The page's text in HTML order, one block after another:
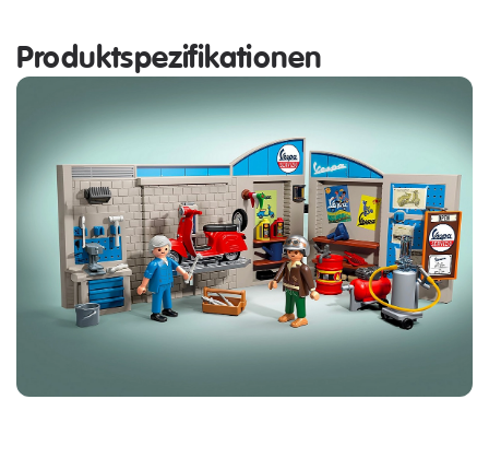
Produktspezifikationen